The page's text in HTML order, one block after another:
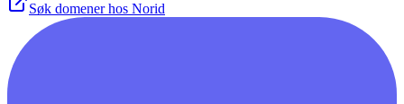
Søk domener hos Norid